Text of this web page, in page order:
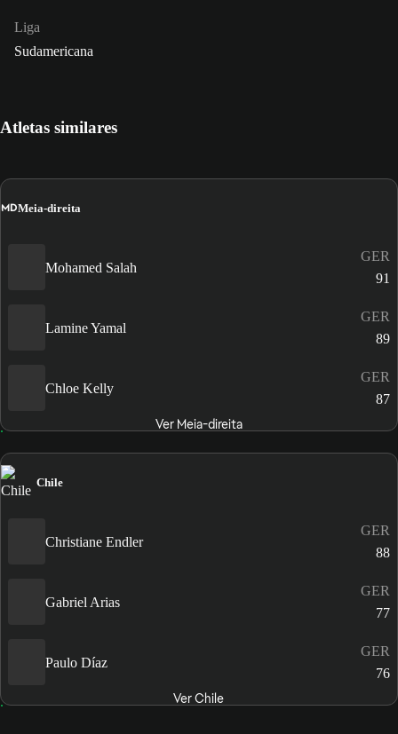
Liga
Sudamericana
Atletas similares
MDMeia-direita
Mohamed Salah
GER
91
Lamine Yamal
GER
89
Chloe Kelly
GER
87
Ver Meia-direita
Chile
Christiane Endler
GER
88
Gabriel Arias
GER
77
Paulo Díaz
GER
76
Ver Chile